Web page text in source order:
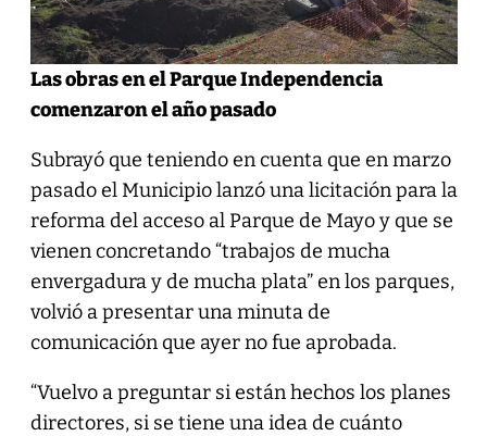
Las obras en el Parque Independencia
comenzaron el año pasado
Subrayó que teniendo en cuenta que en marzo
pasado el Municipio lanzó una licitación para la
reforma del acceso al Parque de Mayo y que se
vienen concretando “trabajos de mucha
envergadura y de mucha plata” en los parques,
volvió a presentar una minuta de
comunicación que ayer no fue aprobada.
“Vuelvo a preguntar si están hechos los planes
directores, si se tiene una idea de cuánto